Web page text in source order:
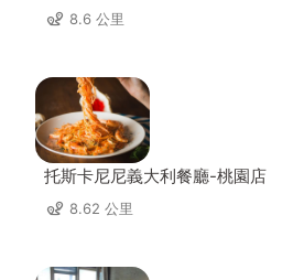
8.6 公里
托斯卡尼尼義大利餐廳-桃園店
8.62 公里